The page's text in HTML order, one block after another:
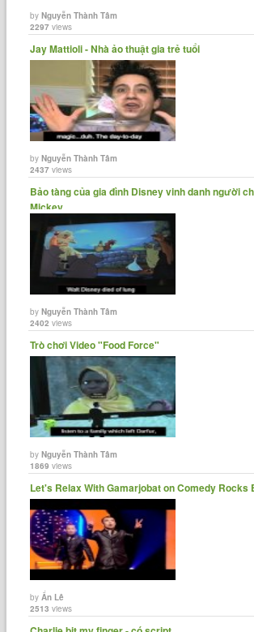
byNguyễn Thành Tâm
2297 views
Jay Mattioli - Nhà ảo thuật gia trẻ tuổi
byNguyễn Thành Tâm
2437 views
Bảo tàng của gia đình Disney vinh danh người
Mickey.
byNguyễn Thành Tâm
2402 views
Trò chơi Video "Food Force"
byNguyễn Thành Tâm
1869 views
Let's Relax With Gamarjobat on Comedy Rocks
byẨn Lê
2513 views